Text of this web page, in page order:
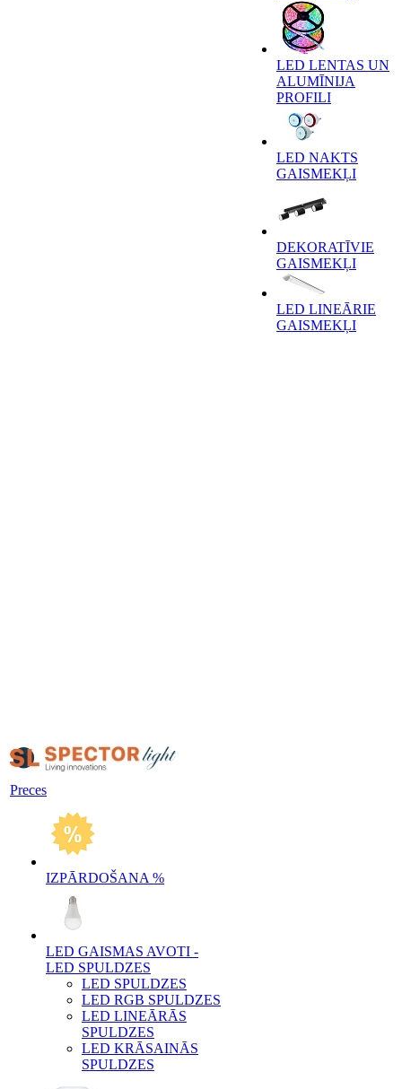
LED LENTAS UN
ALUMĪNIJA
PROFILI
LED NAKTS
GAISMEKĻI
DEKORATĪVIE
GAISMEKĻI
LED LINEĀRIE
GAISMEKĻI
Preces
IZPĀRDOŠANA %
LED GAISMAS AVOTI -
LED SPULDZES
LED SPULDZES
LED RGB SPULDZES
LED LINEĀRĀS
SPULDZES
LED KRĀSAINĀS
SPULDZES